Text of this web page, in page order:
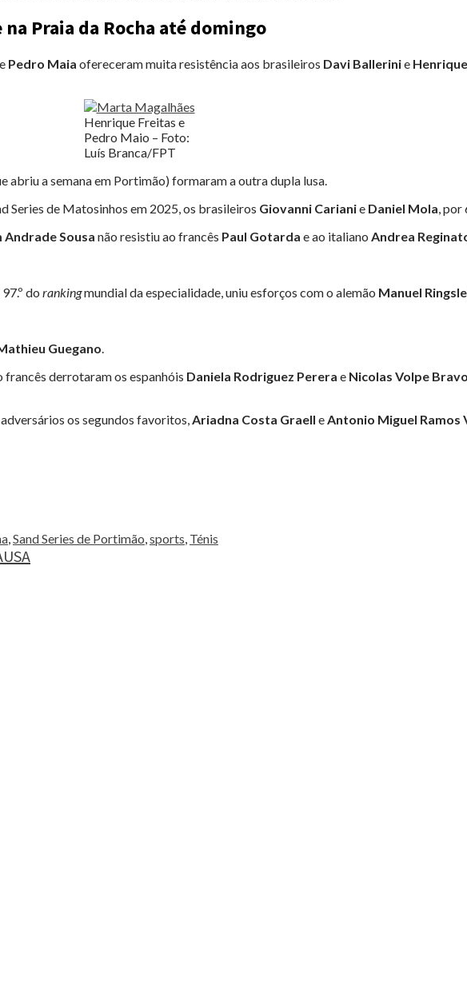
Praia da Rocha até domingo
e Pedro Maia ofereceram muita resistência aos brasileiros Davi Ballerinie
Henrique Freitas e
Pedro Maio – Foto:
Luís Branca/FPT
abriu a semana em Portimão) formaram a outra dupla lusa.
Series de Matosinhos em 2025, os brasileiros Giovanni Carianie Daniel Mola ,
Sousa não resistiu ao francês Paul Gotarda e ao italiano Andrea
do rankingmundial da especialidade, uniu esforços com o alemão Manuel
Guegano
francês derrotaram os espanhóis Daniela Rodriguez Perera e Nicolas Volpe Bravo
os segundos favoritos, Ariadna Costa Graell e Antonio Miguel Ramos
Sand Series de Portimão sports Ténis